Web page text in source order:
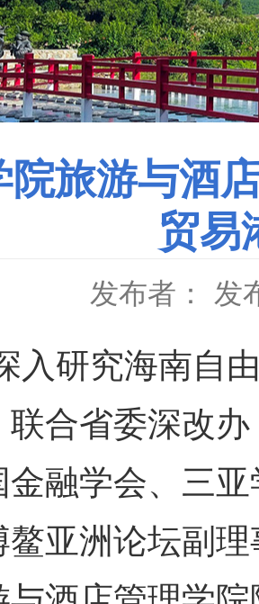
院旅游与酒
贸易
发布者： 发
究海南自由
联合省委深改
金融学会、三
鳌亚洲论坛副